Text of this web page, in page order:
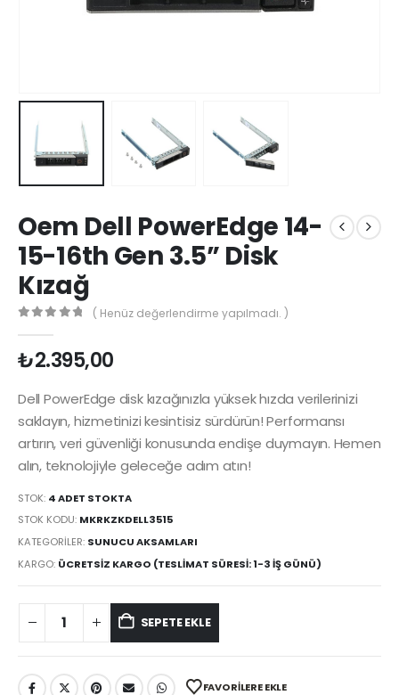
Oem Dell PowerEdge 14-
15-16th Gen 3.5” Disk
Kızağ
( Henüz değerlendirme yapılmadı. )
₺2.395,00
Dell PowerEdge disk kızağınızla yüksek hızda verilerinizi
saklayın, hizmetinizi kesintisiz sürdürün! Performansı
artırın, veri güvenliği konusunda endişe duymayın. Hemen
alın, teknolojiyle geleceğe adım atın!
STOK: 4 ADET STOKTA
STOK KODU: MKRKZKDELL3515
KATEGORILER: SUNUCU AKSAMLARI
KARGO: ÜCRETSIZ KARGO (TESLIMAT SÜRESI: 1-3 İŞ GÜNÜ)
SEPETE EKLE
FAVORILERE EKLE